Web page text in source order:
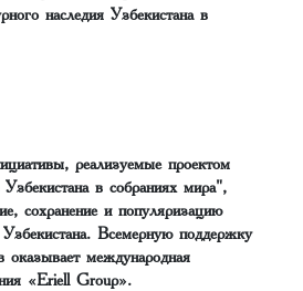
наследия Узбекистана в
реализуемые проектом
в собраниях мира",
сохранение и популяризацию
Узбекистана. Всемерную поддержку
оказывает международная
«Eriell Group».